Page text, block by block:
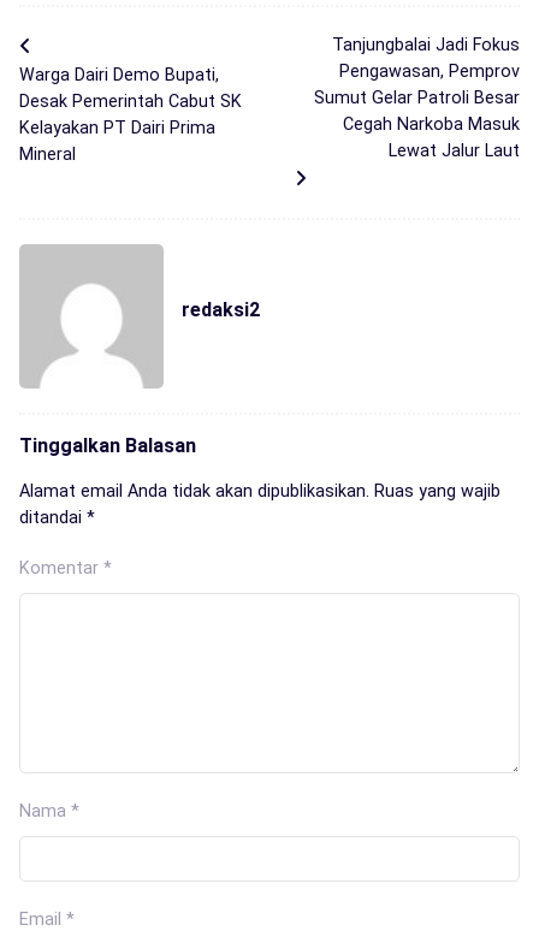
Warga Dairi Demo Bupati,
Desak Pemerintah Cabut SK
Kelayakan PT Dairi Prima
Mineral
Tanjungbalai Jadi Fokus
Pengawasan, Pemprov
Sumut Gelar Patroli Besar
Cegah Narkoba Masuk
Lewat Jalur Laut
redaksi2
Tinggalkan Balasan
Alamat email Anda tidak akan dipublikasikan. Ruas yang wajib
ditandai *
Komentar *
Nama *
Email *